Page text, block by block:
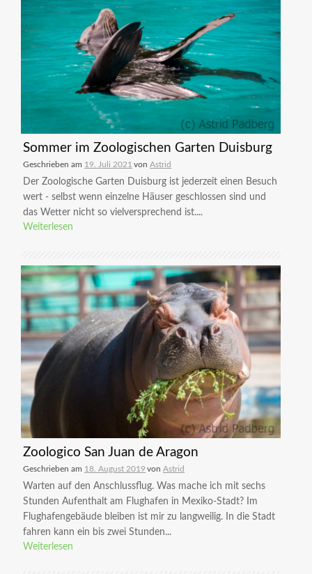
Sommer im Zoologischen Garten Duisburg
Geschrieben am 19. Juli 2021 von Astrid
Der Zoologische Garten Duisburg ist jederzeit einen Besuch
wert - selbst wenn einzelne Häuser geschlossen sind und
das Wetter nicht so vielversprechend ist....
Weiterlesen
Zoologico San Juan de Aragon
Geschrieben am 18. August 2019 von Astrid
Warten auf den Anschlussflug. Was mache ich mit sechs
Stunden Aufenthalt am Flughafen in Mexiko-Stadt? Im
Flughafengebäude bleiben ist mir zu langweilig. In die Stadt
fahren kann ein bis zwei Stunden...
Weiterlesen